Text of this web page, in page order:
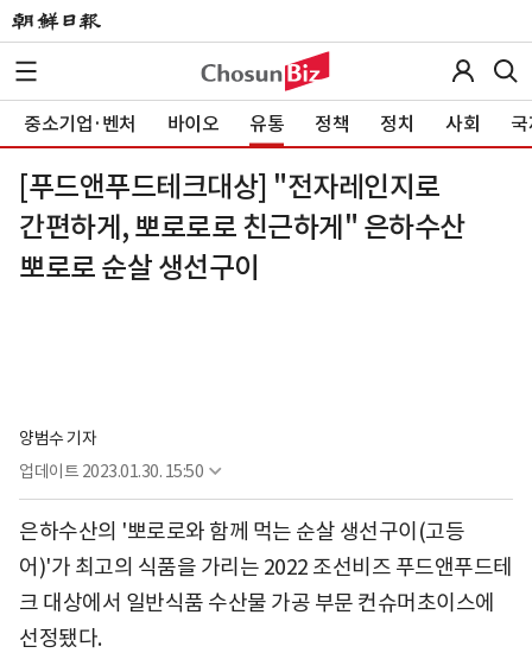
중소기업·벤처 바이오 유통 정책 정치 사회
[푸드앤푸드테크대상] "전자레인지로
간편하게, 뽀로로로 친근하게" 은하수산
뽀로로 순살 생선구이
양범수 기자
업데이트 2023.01.30. 15:50
은하수산의 '뽀로로와 함께 먹는 순살 생선구이(고등
어)'가 최고의 식품을 가리는 2022 조선비즈 푸드앤푸드테
크 대상에서 일반식품 수산물 가공 부문 컨슈머초이스에
선정됐다.